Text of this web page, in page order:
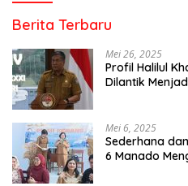
Berita Terbaru
Mei 26, 2025
Profil Halilul
Dilantik
Mei 6, 2025
Sederhana
6 Manado